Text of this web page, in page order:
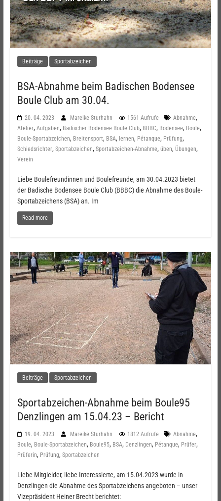
Beiträge Sportabzeichen
BSA-Abnahme beim Badischen Bodensee
Boule Club am 30.04.
20. 04. 2023 Mareike Sturhahn 1561 Aufrufe Abnahme,
Atelier, Aufgaben, Badischer Bodensee Boule Club, BBBC, Bodensee, Boule,
Boule-Sportabzeichen, Breitensport, BSA, lernen, Pétanque, Prüfung,
Schiedsrichter, Sportabzeichen, Sportabzeichen-Abnahme, üben, Übungen,
Verein
Liebe Boulefreundinnen und Boulefreunde, am 30.04.2023 bietet
der Badische Bodensee Boule Club (BBBC) die Abnahme des Boule-
Sportabzeichens (BSA) an. Im
Read more
Beiträge Sportabzeichen
Sportabzeichen-Abnahme beim Boule95
Denzlingen am 15.04.23 – Bericht
19. 04. 2023 Mareike Sturhahn 1812 Aufrufe Abnahme,
Boule, Boule-Sportabzeichen, Boule95, BSA, Denzlingen, Pétanque, Prüfer,
Prüferin, Prüfung, Sportabzeichen
Liebe Mitgleider, liebe Interessierte, am 15.04.2023 wurde in
Denzlingen die Abnahme des Sportabzeichens angeboten – unser
Vizepräsident Heiner Brecht berichtet: